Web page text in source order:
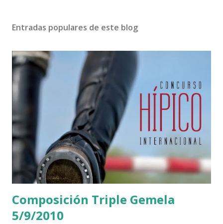
Entradas populares de este blog
Composición Triple Gemela
5/9/2010